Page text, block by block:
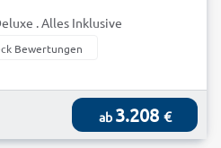
. Alles Inklusive
Bewertungen
ab 3.208 €